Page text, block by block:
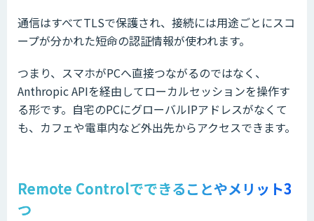
通信はすべてTLSで保護され、接続には用途ごとにスコ
ープが分かれた短命の認証情報が使われます。
つまり、スマホがPCへ直接つながるのではなく、
Anthropic APIを経由してローカルセッションを操作す
る形です。自宅のPCにグローバルIPアドレスがなくて
も、カフェや電車内など外出先からアクセスできます。
Remote Controlでできることやメリット3
つ